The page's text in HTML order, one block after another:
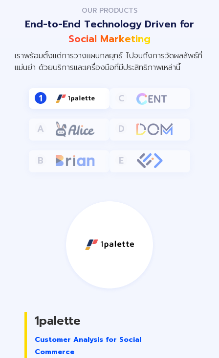
OUR PRODUCTS
End-to-End Technology Driven for
Social Marketing
เราพร้อมตั้งแต่การวางแผนกลยุทธ์ ไปจนถึงการวัดผลลัพธ์ที่
แม่นยำ ด้วยบริการและเครื่องมือที่มีประสิทธิภาพเหล่านี้
1 C
A D
B E
1palette
Customer Analysis for Social
Commerce